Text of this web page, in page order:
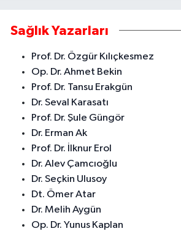
Sağlık Yazarları
Prof. Dr. Özgür Kılıçkesmez
Op. Dr. Ahmet Bekin
Prof. Dr. Tansu Erakgün
Dr. Seval Karasatı
Prof. Dr. Şule Güngör
Dr. Erman Ak
Prof. Dr. İlknur Erol
Dr. Alev Çamcıoğlu
Dr. Seçkin Ulusoy
Dt. Ömer Atar
Dr. Melih Aygün
Op. Dr. Yunus Kaplan